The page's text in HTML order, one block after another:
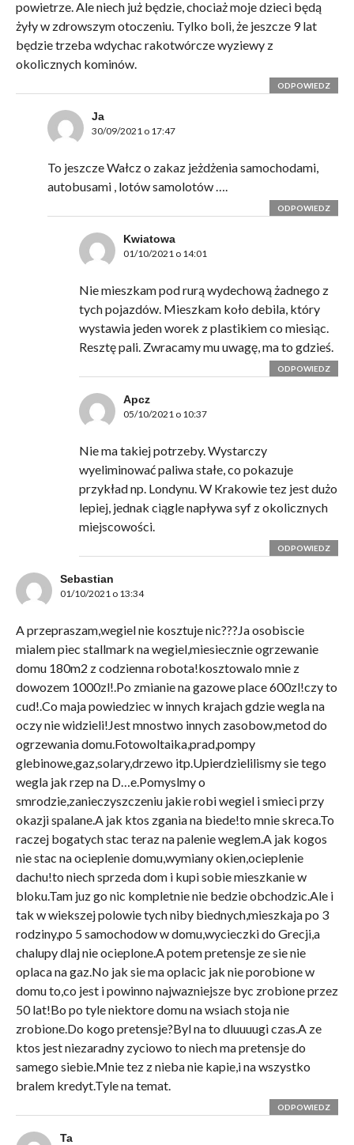
powietrze. Ale niech już będzie, chociaż moje dzieci będą
żyły w zdrowszym otoczeniu. Tylko boli, że jeszcze 9 lat
będzie trzeba wdychac rakotwórcze wyziewy z
okolicznych kominów.
ODPOWIEDZ
Ja
30/09/2021 o 17:47
To jeszcze Wałcz o zakaz jeżdżenia samochodami,
autobusami , lotów samolotów ….
ODPOWIEDZ
Kwiatowa
01/10/2021 o 14:01
Nie mieszkam pod rurą wydechową żadnego z
tych pojazdów. Mieszkam koło debila, który
wystawia jeden worek z plastikiem co miesiąc.
Resztę pali. Zwracamy mu uwagę, ma to gdzieś.
ODPOWIEDZ
Apcz
05/10/2021 o 10:37
Nie ma takiej potrzeby. Wystarczy
wyeliminować paliwa stałe, co pokazuje
przykład np. Londynu. W Krakowie tez jest dużo
lepiej, jednak ciągle napływa syf z okolicznych
miejscowości.
ODPOWIEDZ
Sebastian
01/10/2021 o 13:34
A przepraszam,wegiel nie kosztuje nic???Ja osobiscie
mialem piec stallmark na wegiel,miesiecznie ogrzewanie
domu 180m2 z codzienna robota!kosztowalo mnie z
dowozem 1000zl!.Po zmianie na gazowe place 600zl!czy to
cud!.Co maja powiedziec w innych krajach gdzie wegla na
oczy nie widzieli!Jest mnostwo innych zasobow,metod do
ogrzewania domu.Fotowoltaika,prad,pompy
glebinowe,gaz,solary,drzewo itp.Upierdzielilismy sie tego
wegla jak rzep na D…e.Pomyslmy o
smrodzie,zanieczyszczeniu jakie robi wegiel i smieci przy
okazji spalane.A jak ktos zgania na biede!to mnie skreca.To
raczej bogatych stac teraz na palenie weglem.A jak kogos
nie stac na ocieplenie domu,wymiany okien,ocieplenie
dachu!to niech sprzeda dom i kupi sobie mieszkanie w
bloku.Tam juz go nic kompletnie nie bedzie obchodzic.Ale i
tak w wiekszej polowie tych niby biednych,mieszkaja po 3
rodziny,po 5 samochodow w domu,wycieczki do Grecji,a
chalupy dlaj nie ocieplone.A potem pretensje ze sie nie
oplaca na gaz.No jak sie ma oplacic jak nie porobione w
domu to,co jest i powinno najwazniejsze byc zrobione przez
50 lat!Bo po tyle niektore domu na wsiach stoja nie
zrobione.Do kogo pretensje?Byl na to dluuuugi czas.A ze
ktos jest niezaradny zyciowo to niech ma pretensje do
samego siebie.Mnie tez z nieba nie kapie,i na wszystko
bralem kredyt.Tyle na temat.
ODPOWIEDZ
Ta